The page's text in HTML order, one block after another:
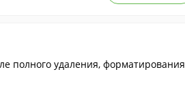
полного удаления, форматирования